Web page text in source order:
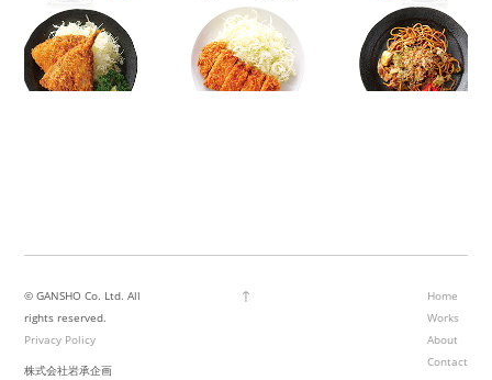
© GANSHO Co. Ltd. All
rights reserved.
Privacy Policy
株式会社岩承企画
↑
Home
Works
About
Contact